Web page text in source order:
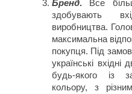
Бренд. Все
здобувають
виробництва.
максимальна
покупця. Під
українські вхідні
будь-якого із
кольору, з